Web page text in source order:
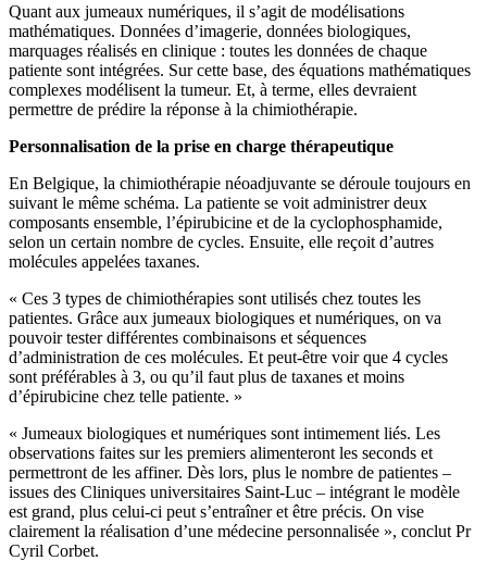
Quant aux jumeaux numériques, il s’agit de modélisations
mathématiques. Données d’imagerie, données biologiques,
marquages réalisés en clinique : toutes les données de chaque
patiente sont intégrées. Sur cette base, des équations mathématiques
complexes modélisent la tumeur. Et, à terme, elles devraient
permettre de prédire la réponse à la chimiothérapie.
Personnalisation de la prise en charge thérapeutique
En Belgique, la chimiothérapie néoadjuvante se déroule toujours en
suivant le même schéma. La patiente se voit administrer deux
composants ensemble, l’épirubicine et de la cyclophosphamide,
selon un certain nombre de cycles. Ensuite, elle reçoit d’autres
molécules appelées taxanes.
« Ces 3 types de chimiothérapies sont utilisés chez toutes les
patientes. Grâce aux jumeaux biologiques et numériques, on va
pouvoir tester différentes combinaisons et séquences
d’administration de ces molécules. Et peut-être voir que 4 cycles
sont préférables à 3, ou qu’il faut plus de taxanes et moins
d’épirubicine chez telle patiente. »
« Jumeaux biologiques et numériques sont intimement liés. Les
observations faites sur les premiers alimenteront les seconds et
permettront de les affiner. Dès lors, plus le nombre de patientes –
issues des Cliniques universitaires Saint-Luc – intégrant le modèle
est grand, plus celui-ci peut s’entraîner et être précis. On vise
clairement la réalisation d’une médecine personnalisée », conclut Pr
Cyril Corbet.